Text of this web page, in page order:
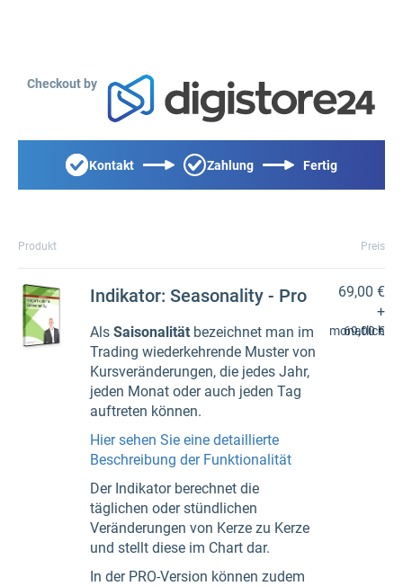
Checkout by
Kontakt Zahlung Fertig
Produkt Preis
Indikator: Seasonality - Pro
Als Saisonalität bezeichnet man im
Trading wiederkehrende Muster von
Kursveränderungen, die jedes Jahr,
jeden Monat oder auch jeden Tag
auftreten können.
Hier sehen Sie eine detaillierte
Beschreibung der Funktionalität
Der Indikator berechnet die
täglichen oder stündlichen
Veränderungen von Kerze zu Kerze
und stellt diese im Chart dar.
In der PRO-Version können zudem
69,00 €
+
69,00 €
monatlich